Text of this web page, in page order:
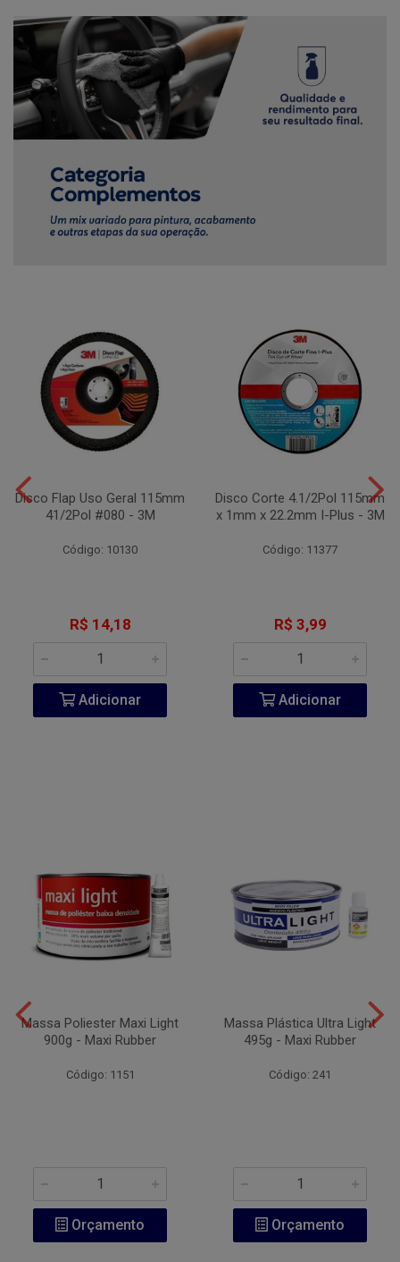
Disco Flap Uso Geral 115mm
41/2Pol #080 - 3M
Código: 10130
R$ 14,18
Adicionar
Disco Corte 4.1/2Pol 115mm
x 1mm x 22.2mm I-Plus - 3M
Código: 11377
R$ 3,99
Adicionar
Massa Poliester Maxi Light
900g - Maxi Rubber
Código: 1151
Orçamento
Massa Plástica Ultra Light
495g - Maxi Rubber
Código: 241
Orçamento